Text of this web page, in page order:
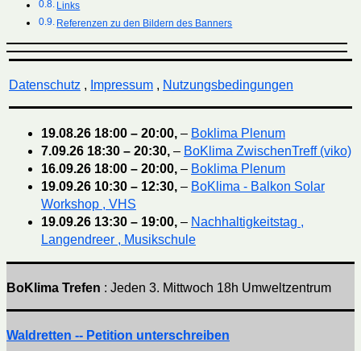
Links
Referenzen zu den Bildern des Banners
Datenschutz , Impressum, Nutzungsbedingungen
19.08.26 18:00 – 20:00, – Boklima Plenum
7.09.26 18:30 – 20:30, – BoKlima ZwischenTreff (viko)
16.09.26 18:00 – 20:00, – Boklima Plenum
19.09.26 10:30 – 12:30, – BoKlima - Balkon Solar
Workshop , VHS
19.09.26 13:30 – 19:00, – Nachhaltigkeitstag ,
Langendreer , Musikschule
BoKlima Trefen : Jeden 3. Mittwoch 18h Umweltzentrum
Waldretten -- Petition unterschreiben